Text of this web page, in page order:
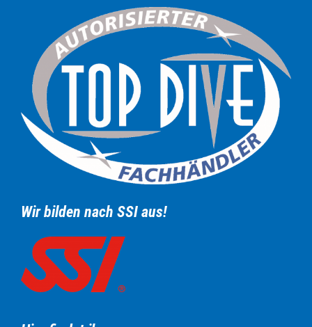
Wir bilden nach SSI aus!